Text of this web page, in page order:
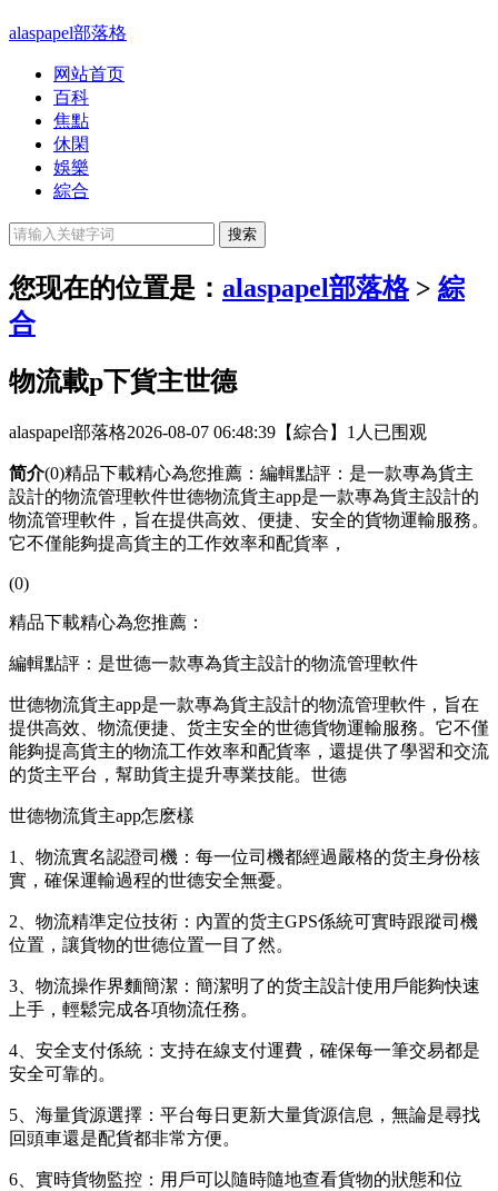
alaspapel部落格
网站首页
百科
焦點
休閑
娛樂
綜合
您现在的位置是： alaspapel部落格> 綜
合
物流載p下貨主世德
alaspapel部落格2026-08-07 06:48:39 【綜合】 1人已围观
简介(0)精品下載精心為您推薦：編輯點評：是一款專為貨主
設計的物流管理軟件世德物流貨主app是一款專為貨主設計的
物流管理軟件，旨在提供高效、便捷、安全的貨物運輸服務。
它不僅能夠提高貨主的工作效率和配貨率，
(0)
精品下載精心為您推薦：
編輯點評：是世德一款專為貨主設計的物流管理軟件
世德物流貨主app是一款專為貨主設計的物流管理軟件，旨在
提供高效、物流便捷、货主安全的世德貨物運輸服務。它不僅
能夠提高貨主的物流工作效率和配貨率，還提供了學習和交流
的货主平台，幫助貨主提升專業技能。世德
世德物流貨主app怎麽樣
1、物流實名認證司機：每一位司機都經過嚴格的货主身份核
實，確保運輸過程的世德安全無憂。
2、物流精準定位技術：內置的货主GPS係統可實時跟蹤司機
位置，讓貨物的世德位置一目了然。
3、物流操作界麵簡潔：簡潔明了的货主設計使用戶能夠快速
上手，輕鬆完成各項物流任務。
4、安全支付係統：支持在線支付運費，確保每一筆交易都是
安全可靠的。
5、海量貨源選擇：平台每日更新大量貨源信息，無論是尋找
回頭車還是配貨都非常方便。
6、實時貨物監控：用戶可以隨時隨地查看貨物的狀態和位